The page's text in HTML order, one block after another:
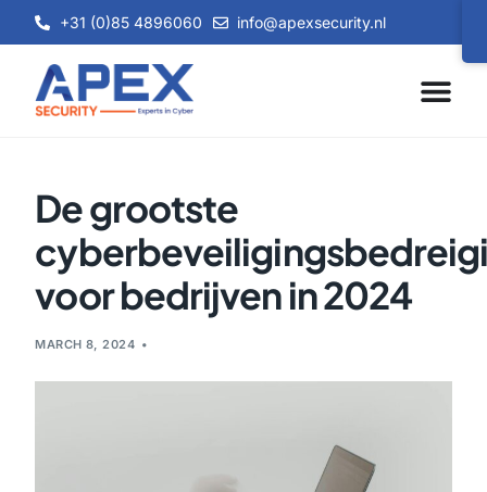
+31 (0)85 4896060 info@apexsecurity.nl
De grootste
voor bedrijven in 2024
MARCH 8, 2024